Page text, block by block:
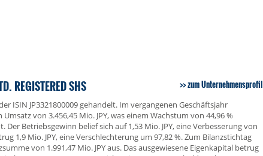
REGISTERED SHS zum Unternehmensprofil
ISIN JP3321800009 gehandelt. Im vergangenen Geschäftsjahr
von 3.456,45 Mio. JPY, was einem Wachstum von 44,96 %
Betriebsgewinn belief sich auf 1,53 Mio. JPY, eine Verbesserung von
1,9 Mio. JPY, eine Verschlechterung um 97,82 %. Zum Bilanzstichtag
von 1.991,47 Mio. JPY aus. Das ausgewiesene Eigenkapital betrug